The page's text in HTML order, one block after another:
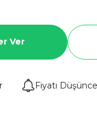
Ver
Fiyatı